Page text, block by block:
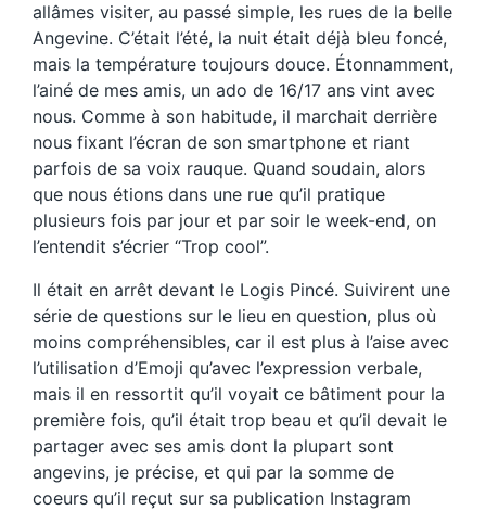
allâmes visiter, au passé simple, les rues de la belle
Angevine. C’était l’été, la nuit était déjà bleu foncé,
mais la température toujours douce. Étonnamment,
l’ainé de mes amis, un ado de 16/17 ans vint avec
nous. Comme à son habitude, il marchait derrière
nous fixant l’écran de son smartphone et riant
parfois de sa voix rauque. Quand soudain, alors
que nous étions dans une rue qu’il pratique
plusieurs fois par jour et par soir le week-end, on
l’entendit s’écrier “Trop cool”.
Il était en arrêt devant le Logis Pincé. Suivirent une
série de questions sur le lieu en question, plus où
moins compréhensibles, car il est plus à l’aise avec
l’utilisation d’Emoji qu’avec l’expression verbale,
mais il en ressortit qu’il voyait ce bâtiment pour la
première fois, qu’il était trop beau et qu’il devait le
partager avec ses amis dont la plupart sont
angevins, je précise, et qui par la somme de
coeurs qu’il reçut sur sa publication Instagram